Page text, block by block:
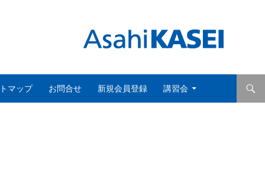
マップ お問合せ 新規会員登録 講習会